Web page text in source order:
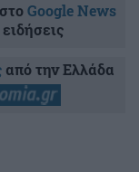
στοGoogle News
από την Ελλάδα